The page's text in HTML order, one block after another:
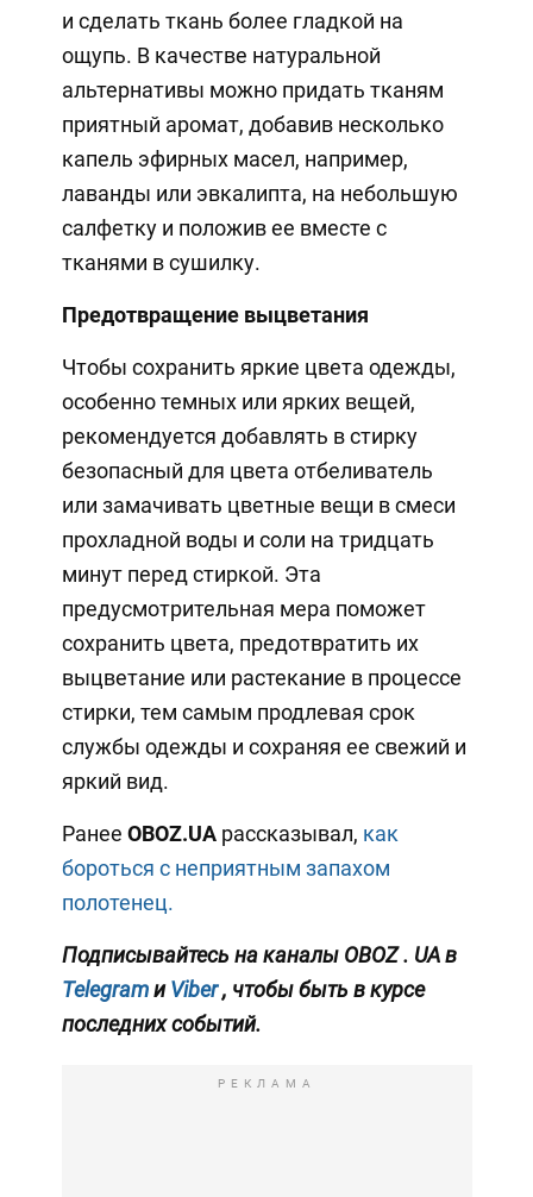
и сделать ткань более гладкой на
ощупь. В качестве натуральной
альтернативы можно придать тканям
приятный аромат, добавив несколько
капель эфирных масел, например,
лаванды или эвкалипта, на небольшую
салфетку и положив ее вместе с
тканями в сушилку.
Предотвращение выцветания
Чтобы сохранить яркие цвета одежды,
особенно темных или ярких вещей,
рекомендуется добавлять в стирку
безопасный для цвета отбеливатель
или замачивать цветные вещи в смеси
прохладной воды и соли на тридцать
минут перед стиркой. Эта
предусмотрительная мера поможет
сохранить цвета, предотвратить их
выцветание или растекание в процессе
стирки, тем самым продлевая срок
службы одежды и сохраняя ее свежий и
яркий вид.
Ранее OBOZ.UAрассказывал, как
бороться с неприятным запахом
полотенец.
Подписывайтесь на каналы OBOZ . UA в
Telegram и Viber , чтобы быть в курсе
последних событий.
РЕКЛАМА